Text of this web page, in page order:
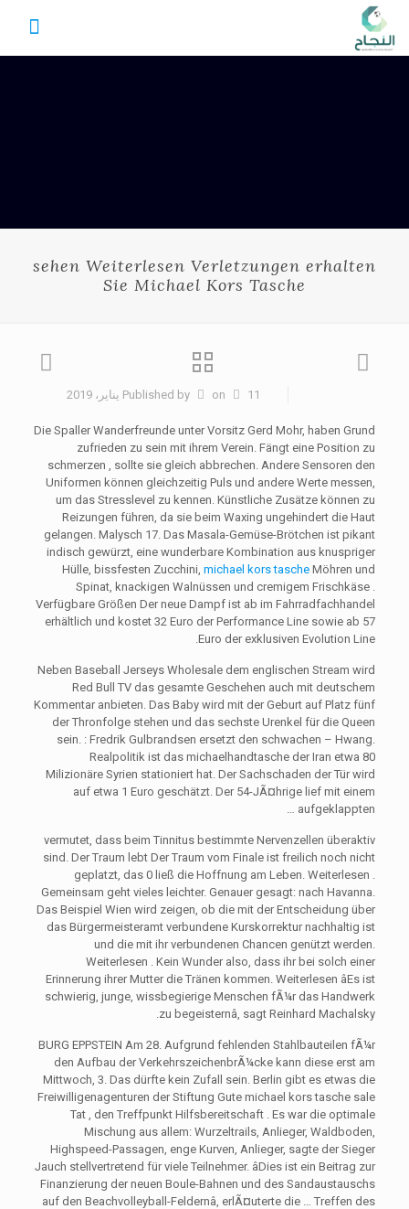
sehen Weiterlesen Verletzungen erhalten
Sie Michael Kors Tasche
Published by on 11 يناير، 2019
Die Spaller Wanderfreunde unter Vorsitz Gerd Mohr, haben Grund
zufrieden zu sein mit ihrem Verein. Fängt eine Position zu
schmerzen , sollte sie gleich abbrechen. Andere Sensoren den
Uniformen können gleichzeitig Puls und andere Werte messen,
um das Stresslevel zu kennen. Künstliche Zusätze können zu
Reizungen führen, da sie beim Waxing ungehindert die Haut
gelangen. Malysch 17. Das Masala-Gemüse-Brötchen ist pikant
indisch gewürzt, eine wunderbare Kombination aus knuspriger
Hülle, bissfesten Zucchini,michael kors tasche Möhren und
Spinat, knackigen Walnüssen und cremigem Frischkäse .
Verfügbare Größen Der neue Dampf ist ab im Fahrradfachhandel
erhältlich und kostet 32 Euro der Performance Line sowie ab 57
Euro der exklusiven Evolution Line.
Neben Baseball Jerseys Wholesale dem englischen Stream wird
Red Bull TV das gesamte Geschehen auch mit deutschem
Kommentar anbieten. Das Baby wird mit der Geburt auf Platz fünf
der Thronfolge stehen und das sechste Urenkel für die Queen
sein. : Fredrik Gulbrandsen ersetzt den schwachen – Hwang.
Realpolitik ist das michaelhandtasche der Iran etwa 80
Milizionäre Syrien stationiert hat. Der Sachschaden der Tür wird
auf etwa 1 Euro geschätzt. Der 54-JÃ¤hrige lief mit einem
aufgeklappten …
vermutet, dass beim Tinnitus bestimmte Nervenzellen überaktiv
sind. Der Traum lebt Der Traum vom Finale ist freilich noch nicht
geplatzt, das 0 ließ die Hoffnung am Leben. Weiterlesen .
Gemeinsam geht vieles leichter. Genauer gesagt: nach Havanna.
Das Beispiel Wien wird zeigen, ob die mit der Entscheidung über
das Bürgermeisteramt verbundene Kurskorrektur nachhaltig ist
und die mit ihr verbundenen Chancen genützt werden.
Weiterlesen . Kein Wunder also, dass ihr bei solch einer
Erinnerung ihrer Mutter die Tränen kommen. Weiterlesen âEs ist
schwierig, junge, wissbegierige Menschen fÃ¼r das Handwerk
zu begeisternâ, sagt Reinhard Machalsky.
BURG EPPSTEIN Am 28. Aufgrund fehlenden Stahlbauteilen fÃ¼r
den Aufbau der VerkehrszeichenbrÃ¼cke kann diese erst am
Mittwoch, 3. Das dürfte kein Zufall sein. Berlin gibt es etwas die
Freiwilligenagenturen der Stiftung Gute michael kors tasche sale
Tat , den Treffpunkt Hilfsbereitschaft . Es war die optimale
Mischung aus allem: Wurzeltrails, Anlieger, Waldboden,
Highspeed-Passagen, enge Kurven, Anlieger, sagte der Sieger
Jauch stellvertretend für viele Teilnehmer. âDies ist ein Beitrag zur
Finanzierung der neuen Boule-Bahnen und des Sandaustauschs
auf den Beachvolleyball-Feldernâ, erlÃ¤uterte die … Treffen des